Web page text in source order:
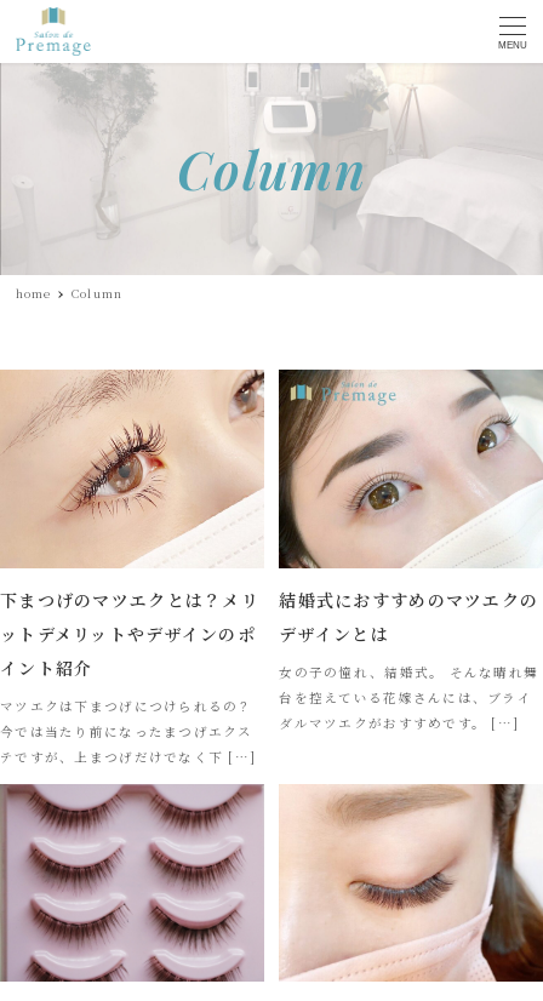
MENU
Column
home Column
下まつげのマツエクとは？メリ
ットデメリットやデザインのポ
イント紹介
マツエクは下まつげにつけられるの？
今では当たり前になったまつげエクス
テですが、上まつげだけでなく下 […]
結婚式におすすめのマツエクの
デザインとは
女の子の憧れ、結婚式。 そんな晴れ舞
台を控えている花嫁さんには、ブライ
ダルマツエクがおすすめです。 […]